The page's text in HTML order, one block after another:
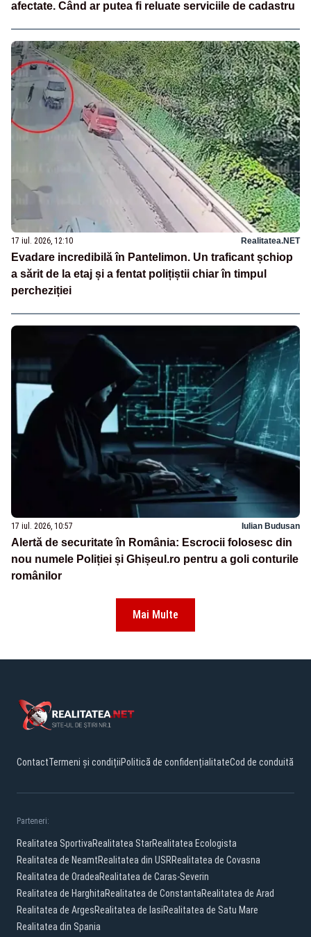
afectate. Când ar putea fi reluate serviciile de cadastru
17 iul. 2026, 12:10 Realitatea.NET
Evadare incredibilă în Pantelimon. Un traficant șchiop
a sărit de la etaj și a fentat polițiștii chiar în timpul
percheziției
17 iul. 2026, 10:57 Iulian Budusan
Alertă de securitate în România: Escrocii folosesc din
nou numele Poliției și Ghișeul.ro pentru a goli conturile
românilor
Mai Multe
ContactTermeni și condițiiPolitică de confidențialitateCod de conduită
Parteneri:
Realitatea SportivaRealitatea StarRealitatea Ecologista
Realitatea de NeamtRealitatea din USRRealitatea de Covasna
Realitatea de OradeaRealitatea de Caras-Severin
Realitatea de HarghitaRealitatea de ConstantaRealitatea de Arad
Realitatea de ArgesRealitatea de IasiRealitatea de Satu Mare
Realitatea din Spania